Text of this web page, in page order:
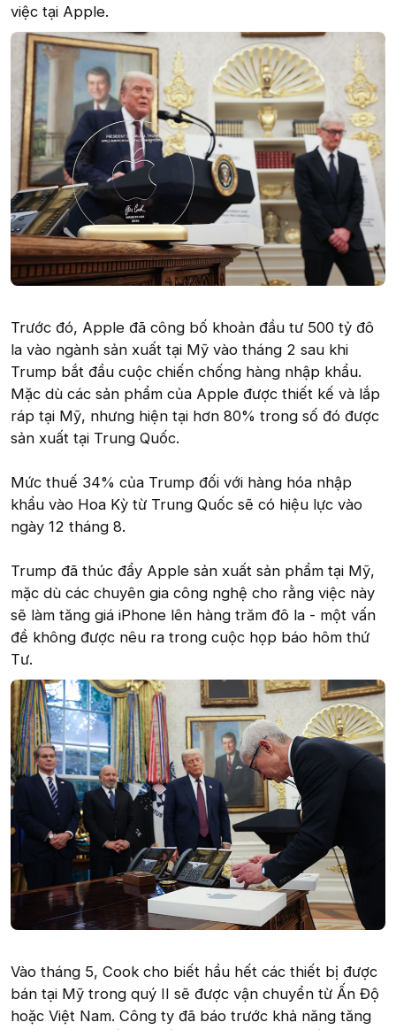
việc tại Apple.
Trước đó, Apple đã công bố khoản đầu tư 500 tỷ đô
la vào ngành sản xuất tại Mỹ vào tháng 2 sau khi
Trump bắt đầu cuộc chiến chống hàng nhập khẩu.
Mặc dù các sản phẩm của Apple được thiết kế và lắp
ráp tại Mỹ, nhưng hiện tại hơn 80% trong số đó được
sản xuất tại Trung Quốc.
Mức thuế 34% của Trump đối với hàng hóa nhập
khẩu vào Hoa Kỳ từ Trung Quốc sẽ có hiệu lực vào
ngày 12 tháng 8.
Trump đã thúc đẩy Apple sản xuất sản phẩm tại Mỹ,
mặc dù các chuyên gia công nghệ cho rằng việc này
sẽ làm tăng giá iPhone lên hàng trăm đô la - một vấn
đề không được nêu ra trong cuộc họp báo hôm thứ
Tư.
Vào tháng 5, Cook cho biết hầu hết các thiết bị được
bán tại Mỹ trong quý II sẽ được vận chuyển từ Ấn Độ
hoặc Việt Nam. Công ty đã báo trước khả năng tăng